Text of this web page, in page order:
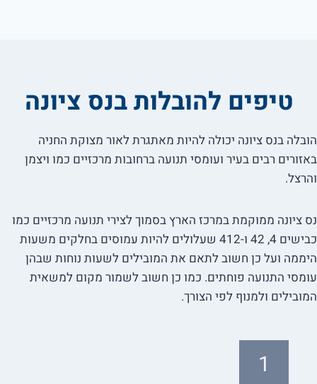
טיפים להובלות בנס ציונה
הובלה בנס ציונה יכולה להיות מאתגרת לאור מצוקת החניה
באזורים רבים בעיר ועומסי תנועה ברחובות מרכזיים כמו ויצמן
והרצל.
נס ציונה ממוקמת במרכז הארץ בסמוך לצירי תנועה מרכזיים כמו
כבישים 4, 42 ו-412 שעלולים להיות עמוסים בחלקים משעות
היממה ועל כן חשוב לתאם את המובילים לשעות נוחות שבהן
עומסי התנועה פוחתים. כמו כן חשוב לשמור מקום למשאית
המובילים ולמנוף לפי הצורך.
1